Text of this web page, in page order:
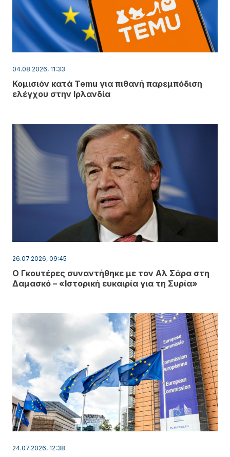
04.08.2026, 11:33
Κομισιόν κατά Temu για πιθανή παρεμπόδιση
ελέγχου στην Ιρλανδία
26.07.2026, 09:45
Ο Γκουτέρες συναντήθηκε με τον Αλ Σάρα στη
Δαμασκό – «Ιστορική ευκαιρία για τη Συρία»
24.07.2026, 12:38